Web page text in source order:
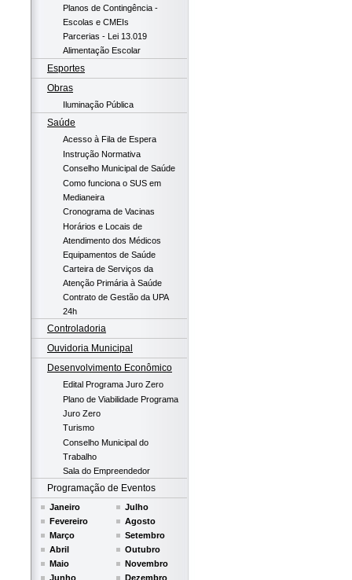
Planos de Contingência -
Escolas e CMEIs
Parcerias - Lei 13.019
Alimentação Escolar
Esportes
Obras
Iluminação Pública
Saúde
Acesso à Fila de Espera
Instrução Normativa
Conselho Municipal de Saúde
Como funciona o SUS em
Medianeira
Cronograma de Vacinas
Horários e Locais de
Atendimento dos Médicos
Equipamentos de Saúde
Carteira de Serviços da
Atenção Primária à Saúde
Contrato de Gestão da UPA
24h
Controladoria
Ouvidoria Municipal
Desenvolvimento Econômico
Edital Programa Juro Zero
Plano de Viabilidade Programa
Juro Zero
Turismo
Conselho Municipal do
Trabalho
Sala do Empreendedor
Programação de Eventos
Janeiro
Fevereiro
Março
Abril
Maio
Junho
Julho
Agosto
Setembro
Outubro
Novembro
Dezembro